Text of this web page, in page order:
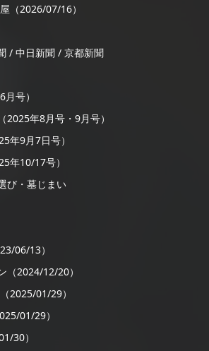
（2026/07/16）
/ 中日新聞 / 京都新聞
号）
2025年8月号・9月号）
年9月7日号）
年10/17号）
び・墓じまい
06/13）
（2024/12/20）
2025/01/29）
01/29）
30）